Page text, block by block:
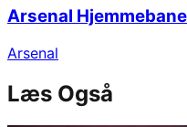
Arsenal
Arsenal
Læs Også